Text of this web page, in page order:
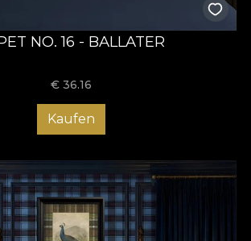
NO. 16 - BALLATER
€ 36.16
Kaufen